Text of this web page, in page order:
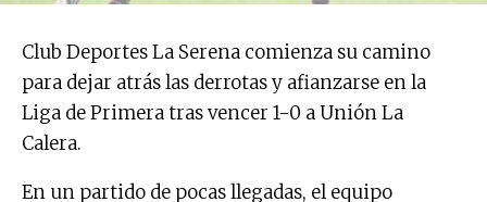
Club Deportes La Serena comienza su camino
para dejar atrás las derrotas y afianzarse en la
Liga de Primera tras vencer 1-0 a Unión La
Calera.
En un partido de pocas llegadas, el equipo